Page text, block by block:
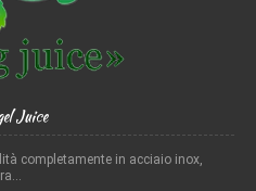
Juice
completamente in acciaio inox,